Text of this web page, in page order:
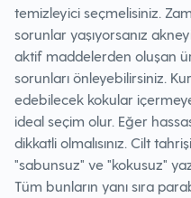
temizleyici seçmelisiniz.
sorunlar yaşıyorsanız
aktif maddelerden oluşan
sorunları önleyebilirsiniz.
edebilecek kokular
ideal seçim olur. Eğer
dikkatli olmalısınız. Cilt
"sabunsuz" ve "kokusuz"
Tüm bunların yanı sıra